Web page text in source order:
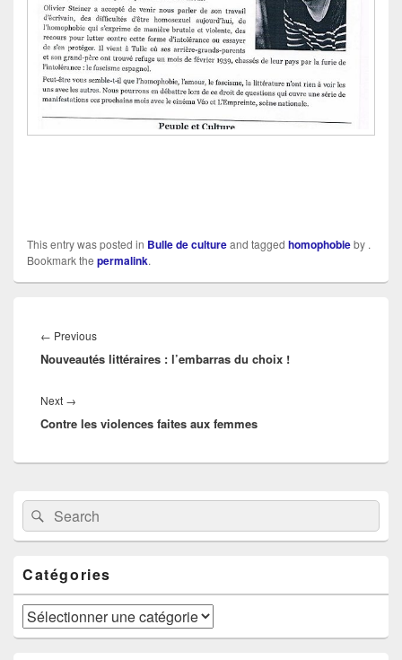
This entry was posted in Bulle de cultureand tagged homophobieby .
Bookmark the permalink.
de
l’article
← PreviousPrevious
post:
Nouveautés littéraires : l’embarras du choix !
Next →
post:
Contre les violences faites aux femmes
Primary
Sidebar
Widget
Area
Search
for:
Search
Catégories
Catégories